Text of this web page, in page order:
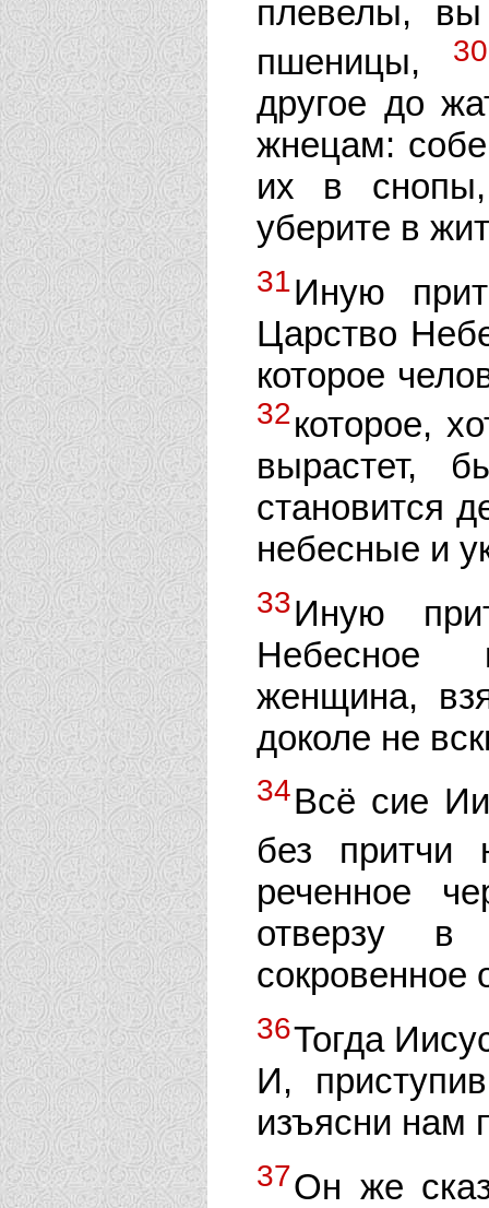
плевелы,
пшеницы,
30
другое до
жнецам:
их в
уберите в
31Иную
Царство
которое
32которое,
вырастет,
становится
небесные и
33Иную
Небесное
женщина,
доколе не
34Всё сие
без
реченное
отверзу в
сокровенное
36Тогда
И,
изъясни нам
37Он же